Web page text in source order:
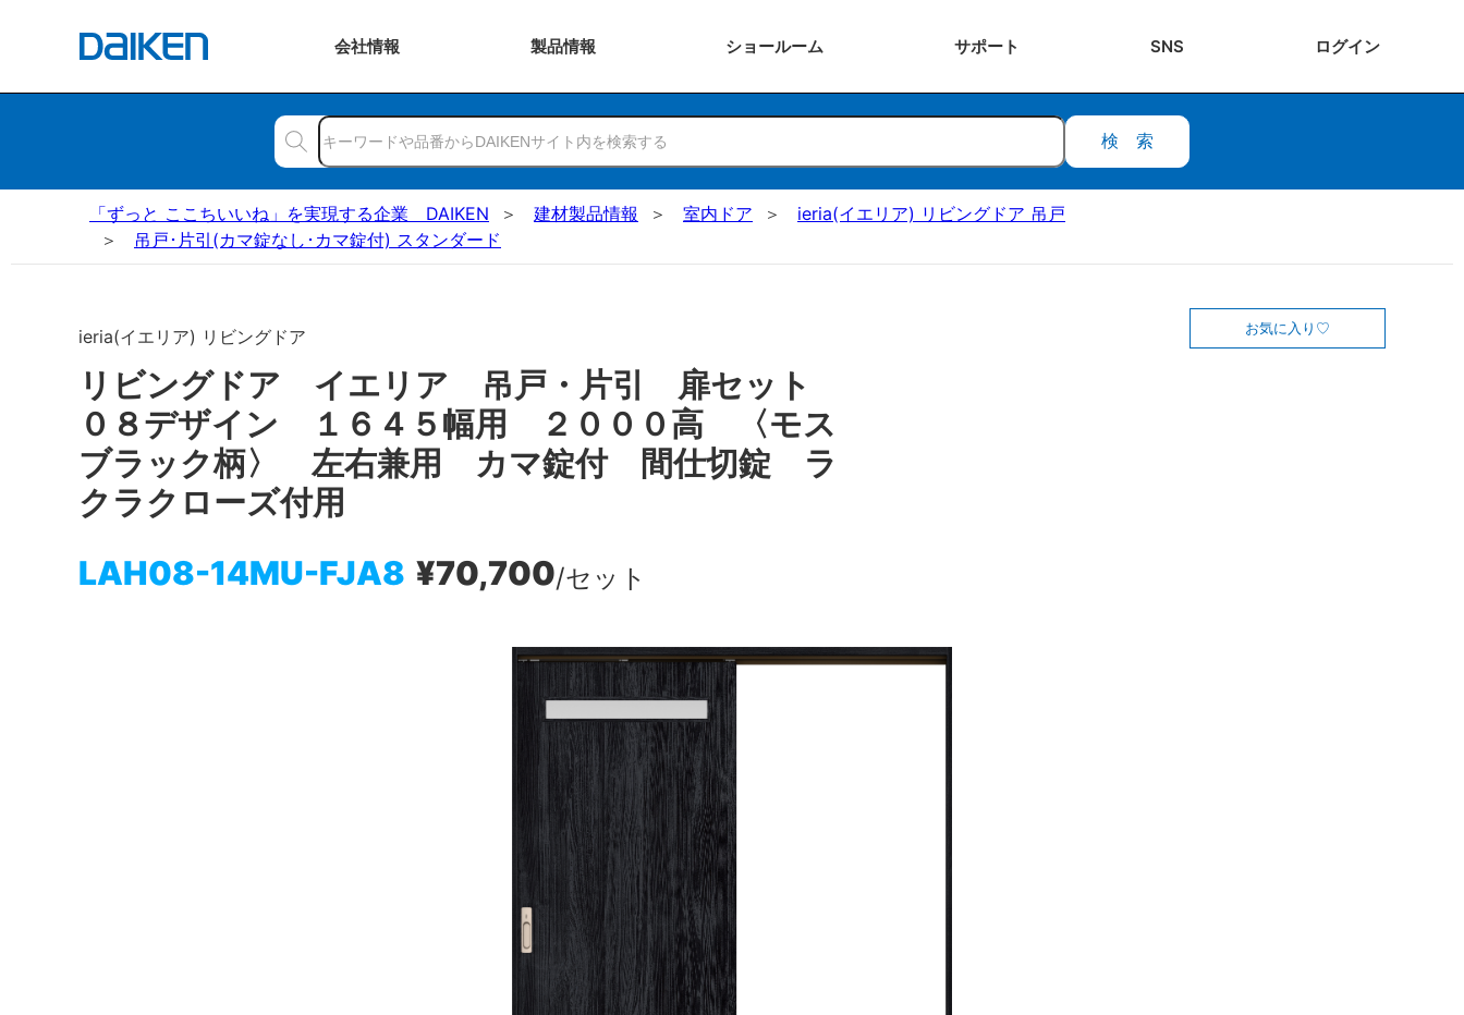
会社情報 製品情報 ショールーム サポート SNS ログイン
検索
「ずっと ここちいいね」を実現する企業 DAIKEN 建材製品情報 室内ドア
ieria(イエリア) リビングドア 吊戸
吊戸･片引(カマ錠なし･カマ錠付) スタンダード
ieria(イエリア) リビングドア
リビングドア イエリア 吊戸・片引 扉セット
０８デザイン １６４５幅用 ２０００高 〈モス
ブラック柄〉 左右兼用 カマ錠付 間仕切錠 ラ
クラクローズ付用
LAH08-14MU-FJA8 ¥70,700/セット
お気に入り